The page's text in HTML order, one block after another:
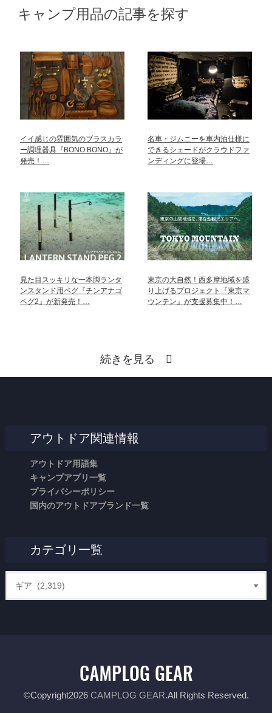
キャンプ用品の記事を探す
イイ感じの雰囲気のブラスカラ
ー調理器具『BONO BONO』が
発売！…
名車・ジムニーを車内泊仕様に
できるシェードがクラウドファ
ンディングに登場…
見た目スッキリな一本脚ランタ
ンスタンド用ペグ『チンアナゴ
ペグ2』が新発売！…
東京の大自然！西多摩地域を盛
り上げるプロジェクト『東京マ
ウンテン』が支援募集中！…
続きを見る
アウトドア関連情報
アウトドア用語集
キャンプアプリ一覧
プライバシーポリシー
国内のアウトドアブランド一覧
カテゴリ一覧
©Copyright2026 CAMPLOG GEAR.All Rights Reserved.